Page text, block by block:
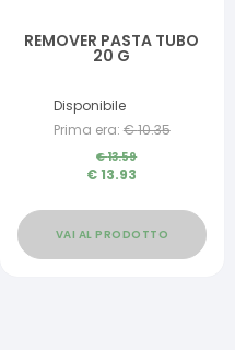
REMOVER PASTA TUBO
20 G
Disponibile
Prima era: €10.35
€13.59
€13.93
VAI AL PRODOTTO